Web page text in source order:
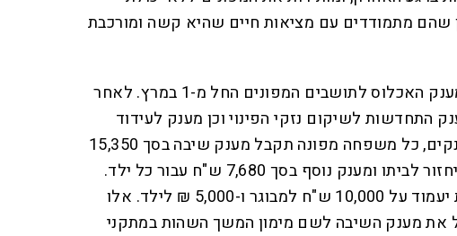
שהם מתמודדים עם מציאות חיים שהיא קשה ומורכבת
לפי ההחלטה, יופסק מענק האכלוס לתושבים המפונים החל מ-1 במרץ. לאחר
התחדשות לשיקום נזקי הפינוי וכן מענק לעידוד
שיבה. לפי מתווה המענקים, כל משפחה מפונה תקבל מענק שיבה בסך 15,350
ש"ח עבור כל מבוגר שיחזור לביתו ומענק נוסף בסך 7,680 ש"ח עבור כל ילד.
גובה מענק ההתחדשות יעמוד על 10,000 ש"ח למבוגר ו-5,000 ₪ לילד. אלו
את מענק השיבה לשם מימון המשך השהות במתקני